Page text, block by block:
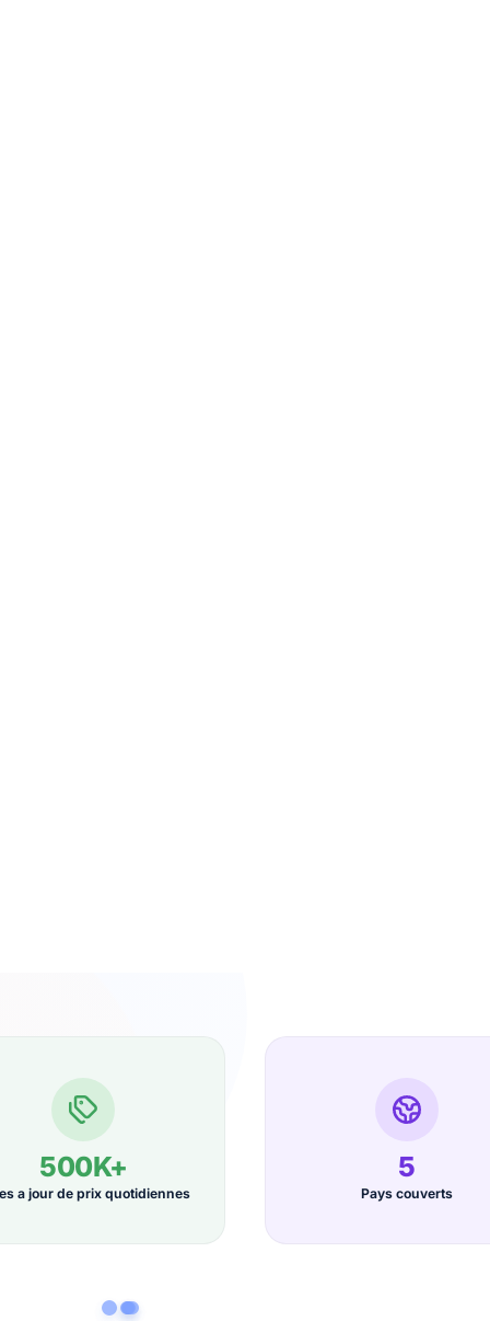
500K+
a jour de prix quotidiennes
5
Pays couverts